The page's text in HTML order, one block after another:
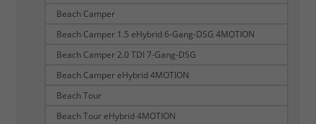
Beach Camper
Beach Camper 1.5 eHybrid 6-Gang-DSG 4MOTION
Beach Camper 2.0 TDI 7-Gang-DSG
Beach Camper eHybrid 4MOTION
Beach Tour
Beach Tour eHybrid 4MOTION